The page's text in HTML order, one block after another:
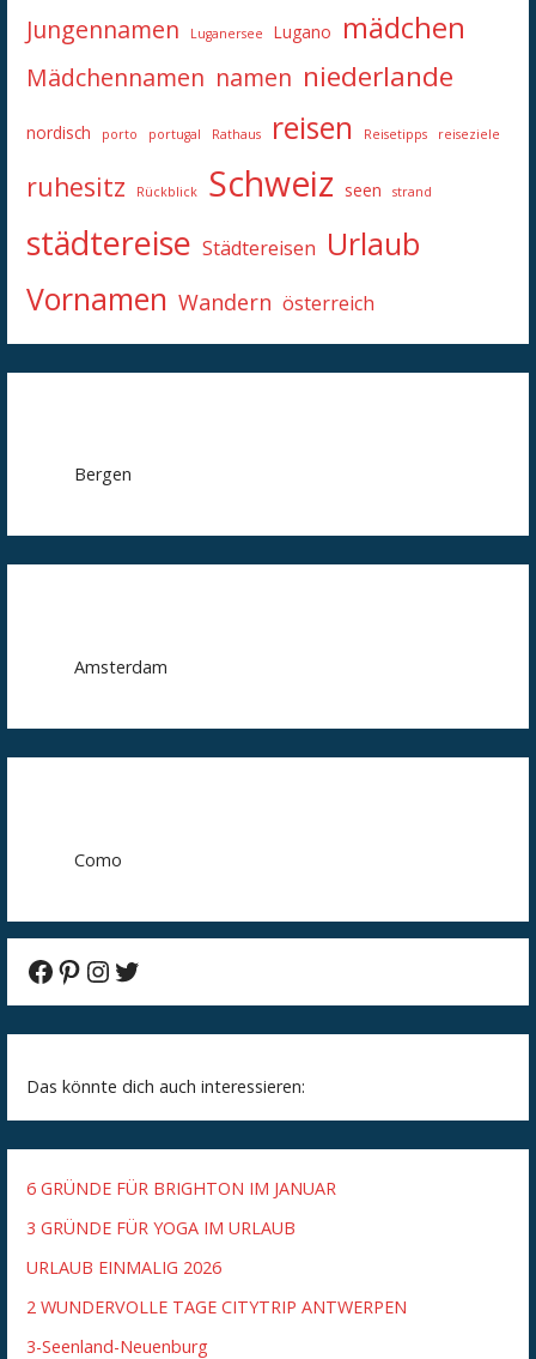
Jungennamen Luganersee Lugano mädchen
Mädchennamen namen niederlande
nordisch porto portugal Rathaus reisen Reisetipps reiseziele
ruhesitz Rückblick Schweiz seen strand
städtereise Städtereisen Urlaub
Vornamen Wandern österreich
Bergen
Amsterdam
Como
Facebook
Pinterest
Instagram
Twitter
Das könnte dich auch interessieren:
6 GRÜNDE FÜR BRIGHTON IM JANUAR
3 GRÜNDE FÜR YOGA IM URLAUB
URLAUB EINMALIG 2026
2 WUNDERVOLLE TAGE CITYTRIP ANTWERPEN
3-Seenland-Neuenburg